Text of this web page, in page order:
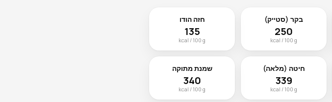
בקר (סטייק)
250
kcal / 100 g
חזה הודו
135
kcal / 100 g
חיטה (מלאה)
339
kcal / 100 g
שמנת מתוקה
340
kcal / 100 g